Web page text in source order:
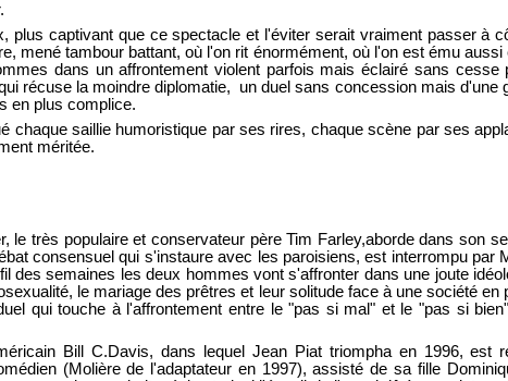
plus captivant que ce spectacle et l'éviter serait vraiment passer à
mené tambour battant, où l'on rit énormément, où l'on est ému aussi
dans un affrontement violent parfois mais éclairé sans cesse
récuse la moindre diplomatie, un duel sans concession mais d'une
en plus complice.
chaque saillie humoristique par ses rires, chaque scène par ses
méritée.
le très populaire et conservateur père Tim Farley,aborde dans son
consensuel qui s'instaure avec les paroisiens, est interrompu par
des semaines les deux hommes vont s'affronter dans une joute
le mariage des prêtres et leur solitude face à une société en
qui touche à l'affrontement entre le "pas si mal" et le "pas si
Bill C.Davis, dans lequel Jean Piat triompha en 1996, est
(Molière de l'adaptateur en 1997), assisté de sa fille